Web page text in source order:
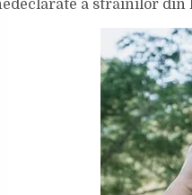
a străinilor din